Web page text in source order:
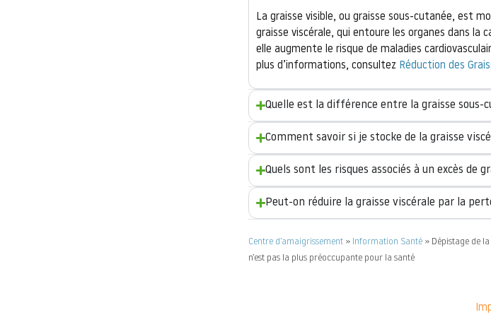
La graisse visible, ou graisse sous-cutanée, est
graisse viscérale, qui entoure les organes dans la
elle augmente le risque de maladies
plus d’informations, consultez Réduction des
Quelle est la différence entre la graisse sous-
Comment savoir si je stocke de la graisse
Quels sont les risques associés à un excès de
Peut-on réduire la graisse viscérale par la
Centre d’amaigrissement » Information Santé » Dépistage de
n’est pas la plus préoccupante pour la santé